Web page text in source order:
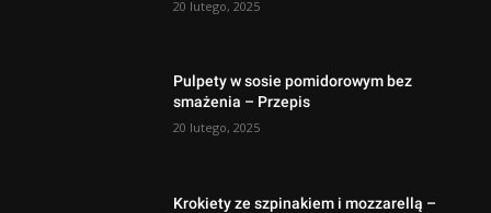
20 lutego, 2025
Pulpety w sosie pomidorowym bez
smażenia – Przepis
20 lutego, 2025
Krokiety ze szpinakiem i mozzarellą –